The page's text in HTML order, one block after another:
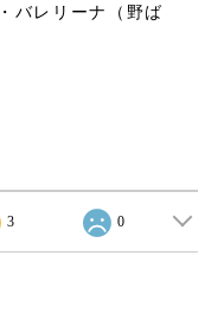
バレリーナ（野ば
3 0